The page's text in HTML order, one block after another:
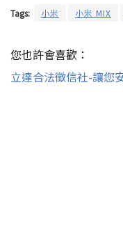
Tags: 小米 小米 MIX
您也許會喜歡：
立達合法徵信社-讓您